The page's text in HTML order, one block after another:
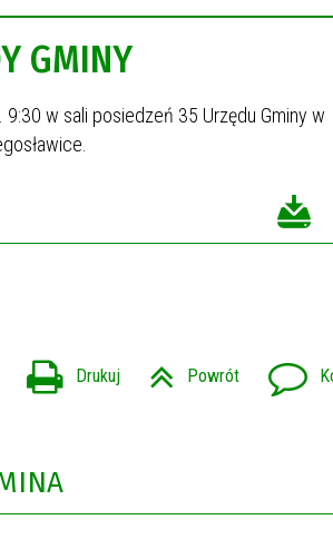
GMINY
w sali posiedzeń 35 Urzędu Gminy w
Drukuj Powrót